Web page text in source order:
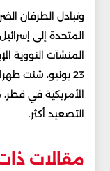
المتحدة إلى
23 يونيو، شنت
الأمريكية في قطر،
التصعيد أكثر.
مقالات